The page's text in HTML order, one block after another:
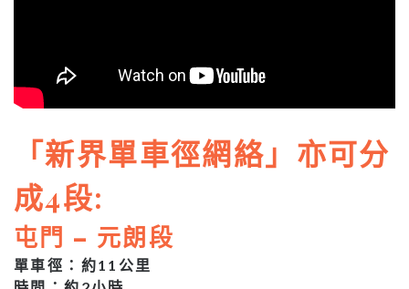
「新界單車徑網絡」亦可分
成4段:
屯門 – 元朗段
單車徑：約11公里